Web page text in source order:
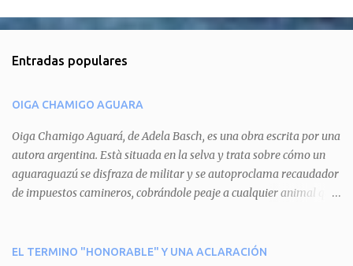
e
t
a
r
i
o
Entradas populares
OIGA CHAMIGO AGUARA
Oiga Chamigo Aguará, de Adela Basch, es una obra escrita por una
autora argentina. Està situada en la selva y trata sobre cómo un
aguaraguazú se disfraza de militar y se autoproclama recaudador
de impuestos camineros, cobrándole peaje a cualquier animal que
aguará le provoca. De igual manera pasa con Tatú, el armadillo.
EL TERMINO "HONORABLE" Y UNA ACLARACIÓN